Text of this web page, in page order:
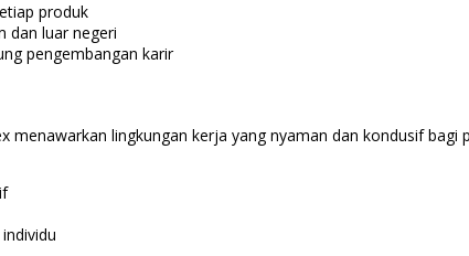
produk
dan luar negeri
pengembangan karir
menawarkan lingkungan kerja yang nyaman dan kondusif